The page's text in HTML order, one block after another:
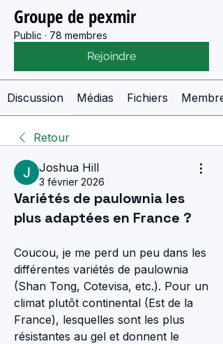
Groupe de pexmir
Public · 78 membres
Rejoindre
Discussion Médias Fichiers
Retour
Joshua Hill
3 février 2026
Variétés de paulownia les
plus adaptées en France ?
Coucou, je me perd un peu dans les
différentes variétés de paulownia
(Shan Tong, Cotevisa, etc.). Pour un
climat plutôt continental (Est de la
France), lesquelles sont les plus
résistantes au gel et donnent le